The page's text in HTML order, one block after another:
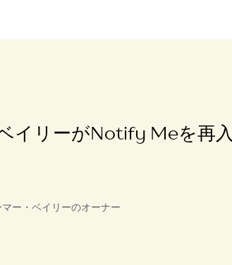
イリーがNotify Meを再入
ー・ベイリーのオーナー